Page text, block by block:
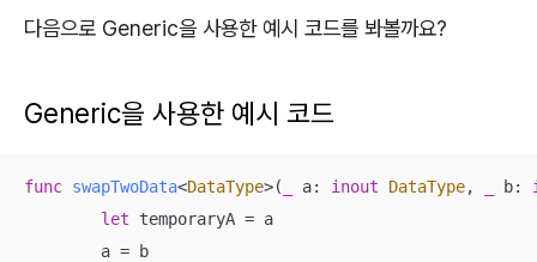
다음으로 Generic을 사용한 예시 코드를 봐볼까요?
Generic을 사용한 예시 코드
func swapTwoData<DataType>( a: inout DataType, b:
let temporaryA = a
	a
= b